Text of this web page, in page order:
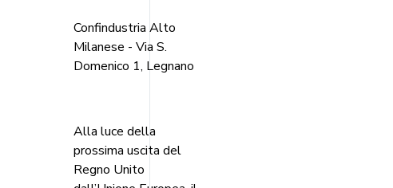
Confindustria Alto
Milanese - Via S.
Domenico 1, Legnano
Alla luce della
prossima uscita del
Regno Unito